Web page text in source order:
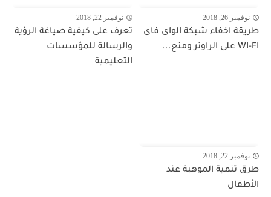
نوفمبر 26, 2018
طريقة اخفاء شبكة الواى فاى
WI-FI على الراوتر ومنع...
نوفمبر 22, 2018
تعرف على كيفية صياغة الرؤية
والرسالة للمؤسسات
التعليمية
نوفمبر 22, 2018
طرق تنمية الموهبة عند
الأطفال